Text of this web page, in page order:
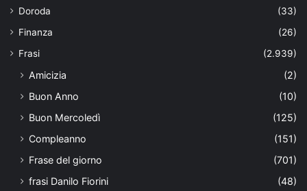
Doroda
(33)
Finanza
(26)
Frasi
(2.939)
Amicizia
(2)
Buon Anno
(10)
Buon Mercoledì
(125)
Compleanno
(151)
Frase del giorno
(701)
frasi Danilo Fiorini
(48)